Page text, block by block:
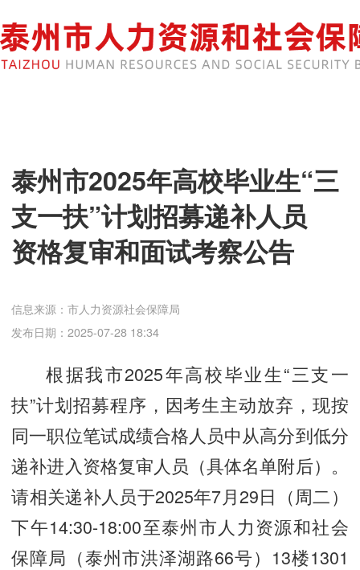
泰州市2025年高校毕业生“三
支一扶”计划招募递补人员
资格复审和面试考察公告
信息来源：市人力资源社会保障局
发布日期：2025-07-28 18:34
根据我市2025年高校毕业生“三支一
扶”计划招募程序，因考生主动放弃，现按
同一职位笔试成绩合格人员中从高分到低分
递补进入资格复审人员（具体名单附后）。
请相关递补人员于2025年7月29日（周二）
下午14:30-18:00至泰州市人力资源和社会
保障局（泰州市洪泽湖路66号）13楼1301